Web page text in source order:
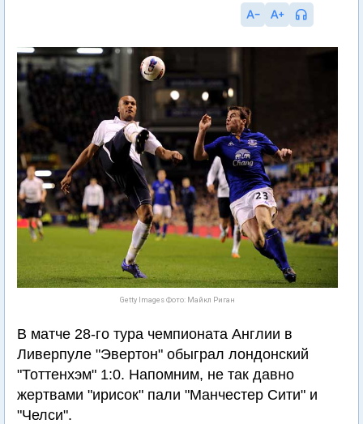
Getty Images Фото: Майкл Риган
В матче 28-го тура чемпионата Англии в
Ливерпуле "Эвертон" обыграл лондонский
"Тоттенхэм" 1:0. Напомним, не так давно
жертвами "ирисок" пали "Манчестер Сити" и
"Челси".